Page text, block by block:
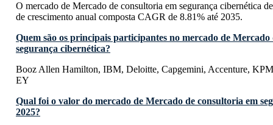
O mercado de Mercado de consultoria em segurança cibernética
de crescimento anual composta CAGR de 8.81% até 2035.
Quem são os principais participantes no mercado de Mercado
segurança cibernética?
Booz Allen Hamilton, IBM, Deloitte, Capgemini, Accenture,
EY
Qual foi o valor do mercado de Mercado de consultoria em
2025?